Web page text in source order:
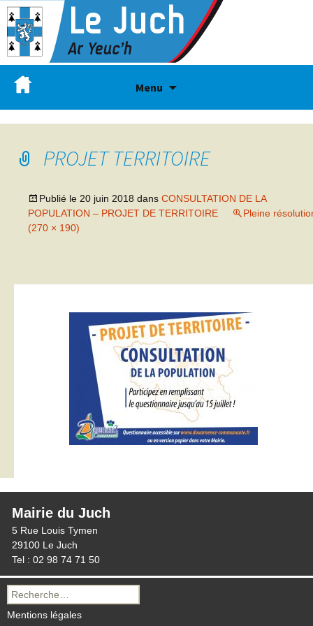
Menu
PROJET TERRITOIRE
Publié le 20 juin 2018 dans CONSULTATION DE LA
POPULATION – PROJET DE TERRITOIRE
Pleine
(270 × 190)
Mairie du Juch
5 Rue Louis Tymen
29100 Le Juch
Tel : 02 98 74 71 50
Recherche
pour :
Mentions légales